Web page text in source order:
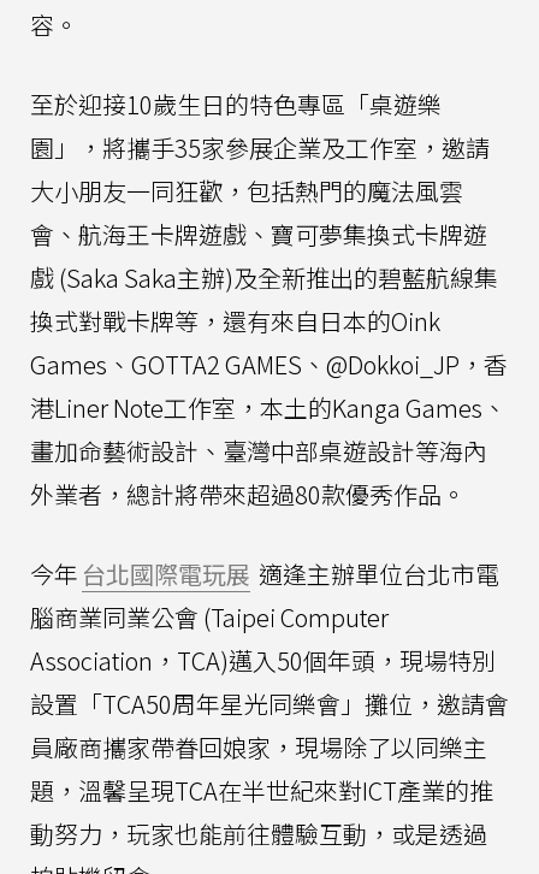
容。
至於迎接10歲生日的特色專區「桌遊樂
園」，將攜手35家參展企業及工作室，邀請
大小朋友一同狂歡，包括熱門的魔法風雲
會、航海王卡牌遊戲、寶可夢集換式卡牌遊
戲 (Saka Saka主辦)及全新推出的碧藍航線集
換式對戰卡牌等，還有來自日本的Oink
Games、GOTTA2 GAMES、@Dokkoi_JP，香
港Liner Note工作室，本土的Kanga Games、
畫加命藝術設計、臺灣中部桌遊設計等海內
外業者，總計將帶來超過80款優秀作品。
今年 台北國際電玩展 適逢主辦單位台北市電
腦商業同業公會 (Taipei Computer
Association，TCA)邁入50個年頭，現場特別
設置「TCA50周年星光同樂會」攤位，邀請會
員廠商攜家帶眷回娘家，現場除了以同樂主
題，溫馨呈現TCA在半世紀來對ICT產業的推
動努力，玩家也能前往體驗互動，或是透過